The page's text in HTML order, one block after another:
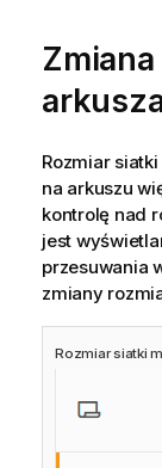
Rozmiar
na arkuszu
kontrolę nad
jest
przesuwania
zmiany
Rozmiar siatki